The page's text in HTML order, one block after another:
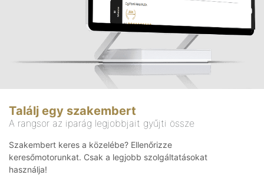
Találj egy szakembert
A rangsor az iparág legjobbjait gyűjti össze
Szakembert keres a közelébe? Ellenőrizze
keresőmotorunkat. Csak a legjobb szolgáltatásokat
használja!